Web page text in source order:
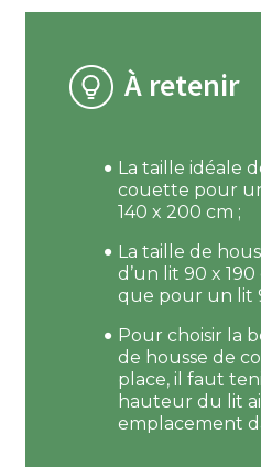
À retenir
La taille idéale
couette pour
140 x 200 cm ;
La taille de
d’un lit 90 x
que pour un lit
Pour choisir la
de housse de
place, il faut
hauteur du lit
emplacement